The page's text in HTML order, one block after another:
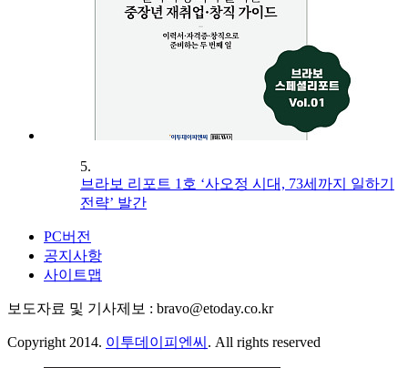
5.
브라보 리포트 1호 ‘사오정 시대, 73세까지 일하기
전략’ 발간
PC버전
공지사항
사이트맵
보도자료 및 기사제보 : bravo@etoday.co.kr
Copyright 2014. 이투데이피엔씨 . All rights reserved